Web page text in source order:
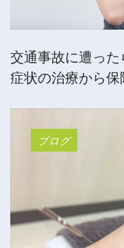
交通事故に遭っ
症状の治療から保
ブログ